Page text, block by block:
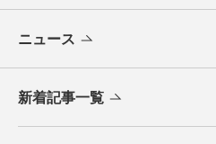
ニュース
新着記事一覧